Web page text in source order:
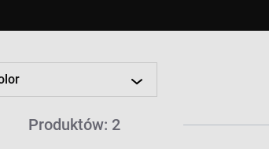
Produktów: 2